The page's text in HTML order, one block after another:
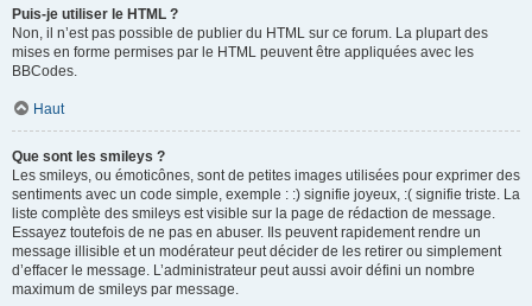
Puis-je utiliser le HTML ?
Non, il n’est pas possible de publier du HTML sur ce forum. La plupart des
mises en forme permises par le HTML peuvent être appliquées avec les
BBCodes.
Haut
Que sont les smileys ?
Les smileys, ou émoticônes, sont de petites images utilisées pour exprimer des
sentiments avec un code simple, exemple : :) signifie joyeux, :( signifie triste. La
liste complète des smileys est visible sur la page de rédaction de message.
Essayez toutefois de ne pas en abuser. Ils peuvent rapidement rendre un
message illisible et un modérateur peut décider de les retirer ou simplement
d’effacer le message. L’administrateur peut aussi avoir défini un nombre
maximum de smileys par message.